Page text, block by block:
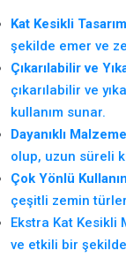
Kat Kesikli
şekilde emer ve
Çıkarılabilir ve
çıkarılabilir ve
kullanım sunar.
Dayanıklı
olup, uzun süreli
Çok Yönlü
çeşitli zemin
Ekstra Kat Kesikli
ve etkili bir